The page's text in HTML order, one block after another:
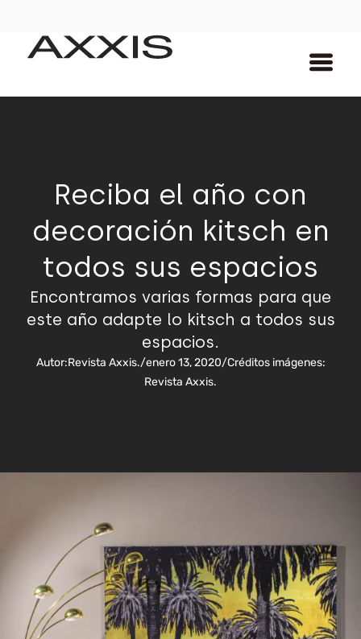
Reciba el año con
decoración kitsch en
todos sus espacios
Encontramos varias formas para que
este año adapte lo kitsch a todos sus
espacios.
Autor:Revista Axxis./enero 13, 2020/Créditos imágenes:
Revista Axxis.